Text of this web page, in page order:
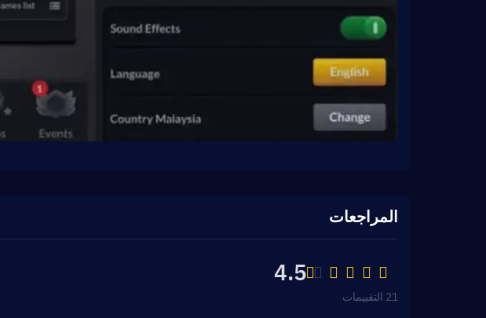
المراجعات
4.5
21 التقييمات